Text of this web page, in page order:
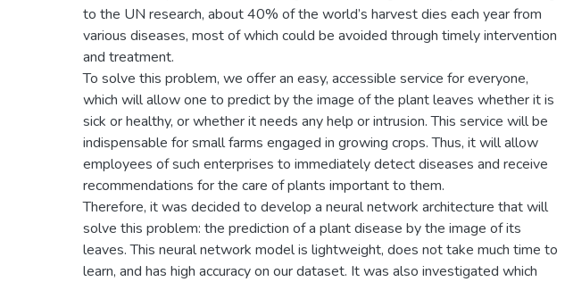
to the UN research, about 40% of the world’s harvest dies each year from
various diseases, most of which could be avoided through timely intervention
and treatment.
To solve this problem, we offer an easy, accessible service for everyone,
which will allow one to predict by the image of the plant leaves whether it is
sick or healthy, or whether it needs any help or intrusion. This service will be
indispensable for small farms engaged in growing crops. Thus, it will allow
employees of such enterprises to immediately detect diseases and receive
recommendations for the care of plants important to them.
Therefore, it was decided to develop a neural network architecture that will
solve this problem: the prediction of a plant disease by the image of its
leaves. This neural network model is lightweight, does not take much time to
learn, and has high accuracy on our dataset. It was also investigated which